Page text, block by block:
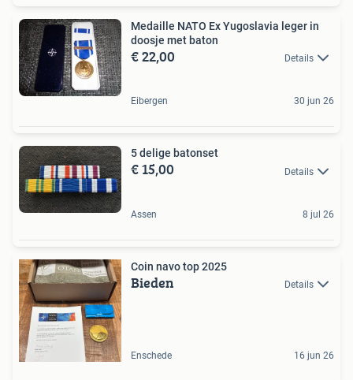
Medaille NATO Ex Yugoslavia leger in
doosje met baton
€ 22,00 Details
Eibergen 30 jun 26
5 delige batonset
€ 15,00 Details
Assen 8 jul 26
Coin navo top 2025
Bieden Details
Enschede 16 jun 26